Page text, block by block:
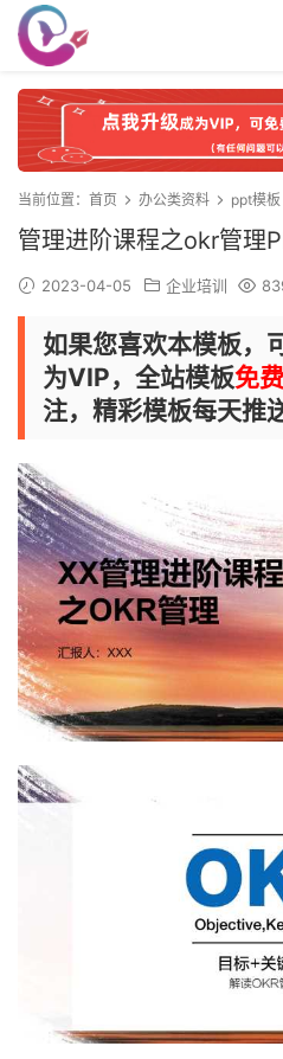
当前位置： 首页 办公类资料 ppt模板
管理进阶课程之okr管理
2023-04-05 企业培训
如果您喜欢本模板，
为VIP，全站模板免
注，精彩模板每天推